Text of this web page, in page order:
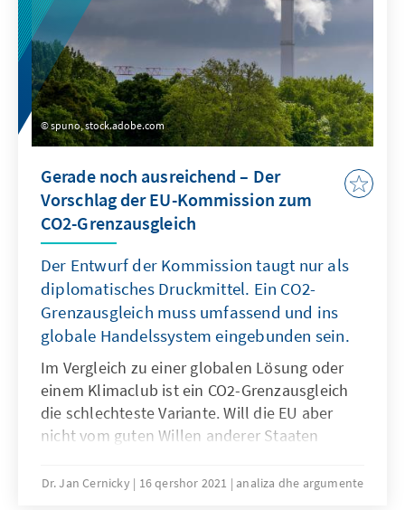
spuno, stock.adobe.com
Gerade noch ausreichend – Der
Vorschlag der EU-Kommission zum
CO2-Grenzausgleich
Der Entwurf der Kommission taugt nur als
diplomatisches Druckmittel. Ein CO2-
Grenzausgleich muss umfassend und ins
globale Handelssystem eingebunden sein.
Im Vergleich zu einer globalen Lösung oder
einem Klimaclub ist ein CO2-Grenzausgleich
die schlechteste Variante. Will die EU aber
nicht vom guten Willen anderer Staaten
und für Drittstaaten möglichst offenen
Dr. Jan Cernicky 16 qershor 2021 analiza dhe argumente